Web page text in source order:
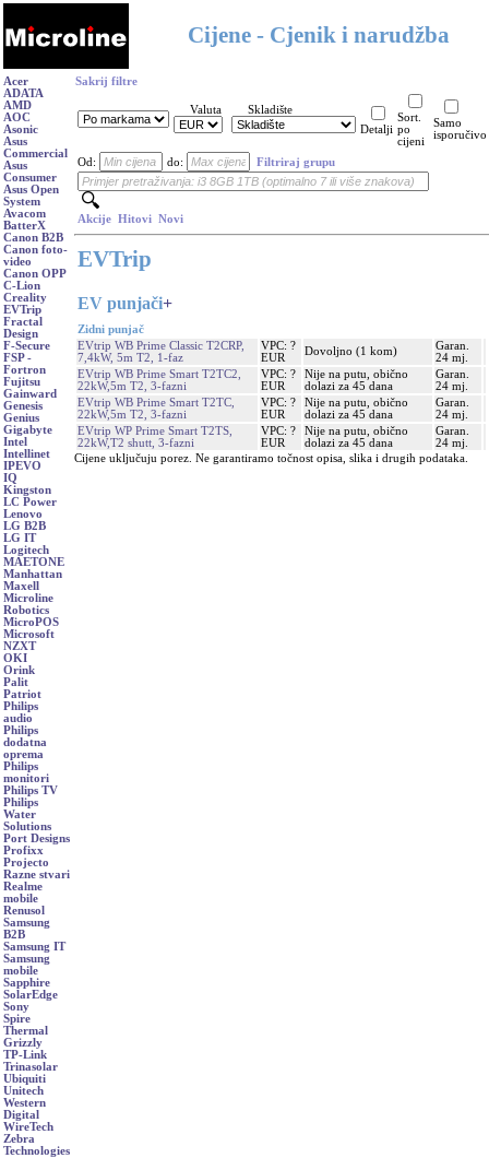
Cijene - Cjenik i narudžba
Acer
ADATA
AMD
AOC
Asonic
Asus
Commercial
Asus
Consumer
Asus Open
System
Avacom
BatterX
Canon B2B
Canon foto-
video
Canon OPP
C-Lion
Creality
EVTrip
Fractal
Design
F-Secure
FSP -
Fortron
Fujitsu
Gainward
Genesis
Genius
Gigabyte
Intel
Intellinet
IPEVO
IQ
Kingston
LC Power
Lenovo
LG B2B
LG IT
Logitech
MAETONE
Manhattan
Maxell
Microline
Robotics
MicroPOS
Microsoft
NZXT
OKI
Orink
Palit
Patriot
Philips
audio
Philips
dodatna
oprema
Philips
monitori
Philips TV
Philips
Water
Solutions
Port Designs
Profixx
Projecto
Razne stvari
Realme
mobile
Renusol
Samsung
B2B
Samsung IT
Samsung
mobile
Sapphire
SolarEdge
Sony
Spire
Thermal
Grizzly
TP-Link
Trinasolar
Ubiquiti
Unitech
Western
Digital
WireTech
Zebra
Technologies
Sakrij filtre
Valuta
Skladište
Detalji
Sort.
po
cijeni
Samo
isporučivo
Od: do: Filtriraj grupu
Akcije Hitovi Novi
EVTrip
EV punjači+
Zidni punjač
EVtrip WB Prime Classic T2CRP,
7,4kW, 5m T2, 1-faz
VPC: ?
EUR
Dovoljno (1 kom)
Garan.
24 mj.
EVtrip WB Prime Smart T2TC2,
22kW,5m T2, 3-fazni
VPC: ?
EUR
Nije na putu, obično
dolazi za 45 dana
Garan.
24 mj.
EVtrip WB Prime Smart T2TC,
22kW,5m T2, 3-fazni
VPC: ?
EUR
Nije na putu, obično
dolazi za 45 dana
Garan.
24 mj.
EVtrip WP Prime Smart T2TS,
22kW,T2 shutt, 3-fazni
VPC: ?
EUR
Nije na putu, obično
dolazi za 45 dana
Garan.
24 mj.
Cijene uključuju porez. Ne garantiramo točnost opisa, slika i drugih podataka.